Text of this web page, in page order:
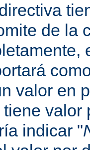
de la
valor en
valor
indicar "